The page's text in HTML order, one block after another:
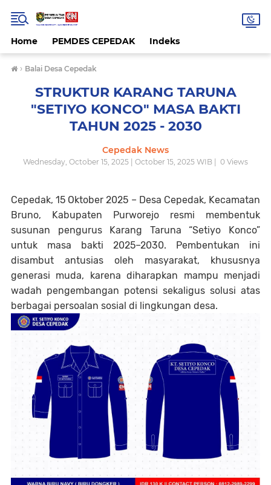
Home PEMDES CEPEDAK Indeks
› Balai Desa Cepedak
STRUKTUR KARANG TARUNA
"SETIYO KONCO" MASA BAKTI
TAHUN 2025 - 2030
Cepedak News
Wednesday, October 15, 2025 | October 15, 2025 WIB | 0 Views
Cepedak, 15 Oktober 2025 – Desa Cepedak, Kecamatan
Bruno, Kabupaten Purworejo resmi membentuk
susunan pengurus Karang Taruna “Setiyo Konco”
untuk masa bakti 2025–2030. Pembentukan ini
disambut antusias oleh masyarakat, khususnya
generasi muda, karena diharapkan mampu menjadi
wadah pengembangan potensi sekaligus solusi atas
berbagai persoalan sosial di lingkungan desa.